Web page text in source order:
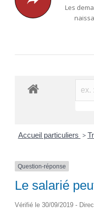
Les
Accueil particuliers >
Question-réponse
Le salarié
Vérifié le 30/09/2019 -